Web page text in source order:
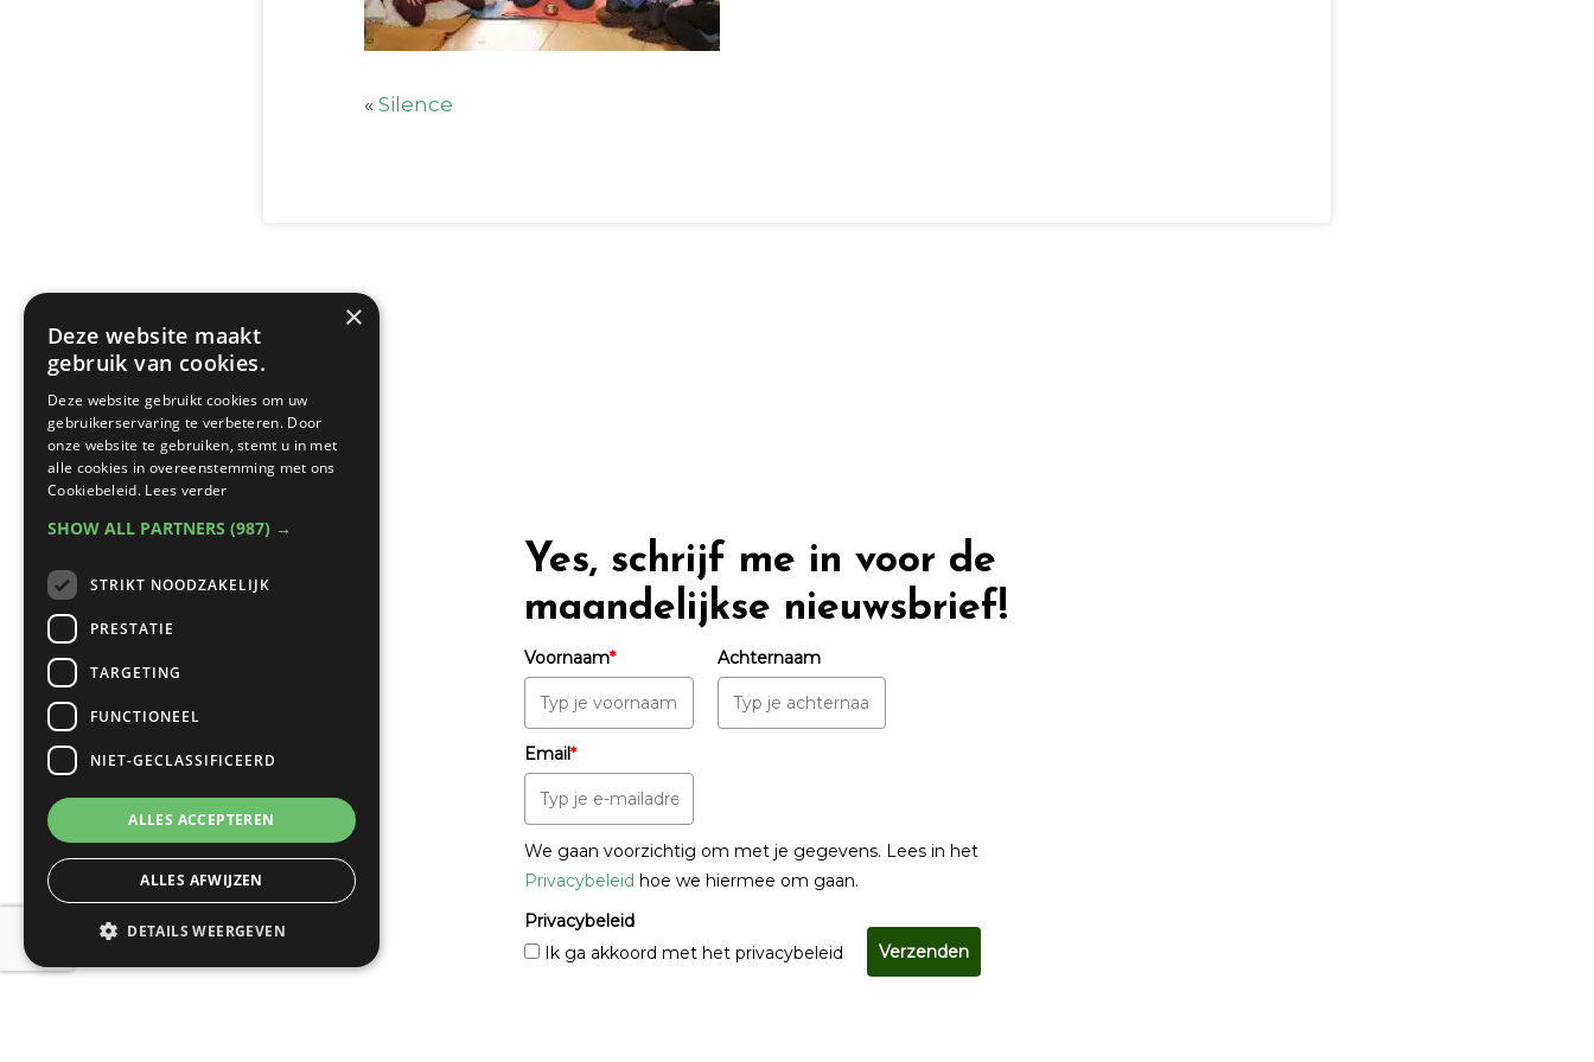
« Silence
Yes, schrijf me in voor de
maandelijkse nieuwsbrief!
Voornaam* Achternaam
Email*
We gaan voorzichtig om met je gegevens. Lees in het
Privacybeleid hoe we hiermee om gaan.
Privacybeleid
Ik ga akkoord met het privacybeleid
Verzenden
×
Deze website maakt
gebruik van cookies.
Deze website gebruikt cookies om uw
gebruikerservaring te verbeteren. Door
onze website te gebruiken, stemt u in met
alle cookies in overeenstemming met ons
Cookiebeleid. Lees verder
SHOW ALL PARTNERS (987) →
STRIKT NOODZAKELIJK
PRESTATIE
TARGETING
FUNCTIONEEL
NIET-GECLASSIFICEERD
ALLES ACCEPTEREN
ALLES AFWIJZEN
DETAILS WEERGEVEN